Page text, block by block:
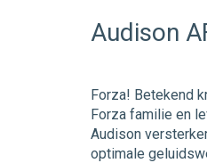
Audison
Forza! Betekend
Forza familie en
Audison
optimale